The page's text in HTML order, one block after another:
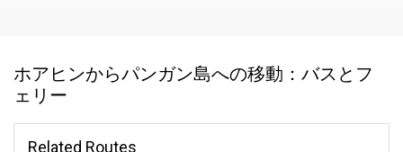
ホアヒンからパンガン島への移動：バスとフ
ェリー
Related Routes